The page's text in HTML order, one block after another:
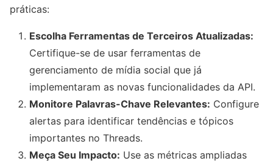
práticas:
Escolha Ferramentas de Terceiros Atualizadas:
Certifique-se de usar ferramentas de
gerenciamento de mídia social que já
implementaram as novas funcionalidades da API.
Monitore Palavras-Chave Relevantes: Configure
alertas para identificar tendências e tópicos
importantes no Threads.
Meça Seu Impacto: Use as métricas ampliadas